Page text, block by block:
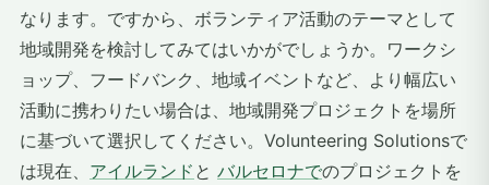
なります。ですから、ボランティア活動のテーマとして
地域開発を検討してみてはいかがでしょうか。ワークシ
ョップ、フードバンク、地域イベントなど、より幅広い
活動に携わりたい場合は、地域開発プロジェクトを場所
に基づいて選択してください。Volunteering Solutionsで
は現在、 アイルランド と バルセロナでのプロジェクトを